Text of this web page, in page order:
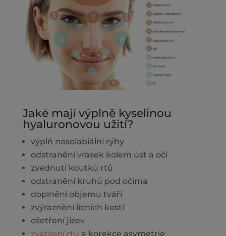
Jaké mají výplně kyselinou
hyaluronovou užití?
výplň nasolabiální rýhy
odstranění vrásek kolem úst a očí
zvednutí koutků rtů
odstranění kruhů pod očima
doplnění objemu tváří
zvýraznění lícních kostí
ošetření jizev
zvětšení rtů a korekce asymetrie